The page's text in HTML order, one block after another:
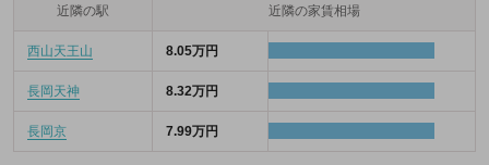
近隣の駅 近隣の家賃相場
西山天王山 8.05万円
長岡天神 8.32万円
長岡京 7.99万円